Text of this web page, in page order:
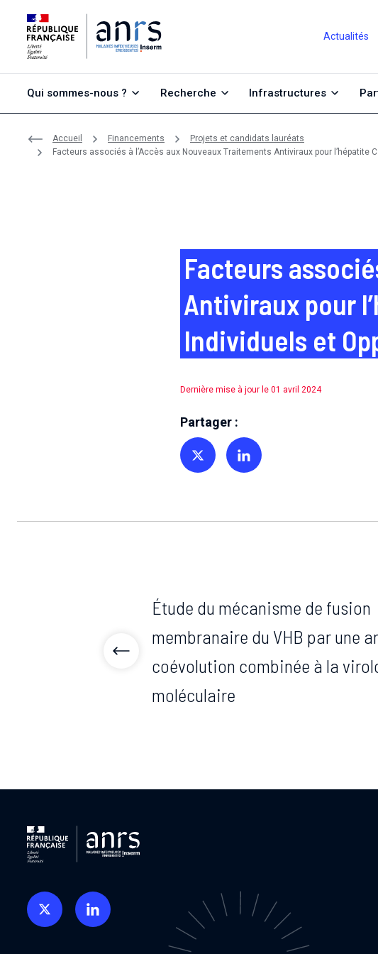
Actualités
Qui sommes-nous ? Recherche Infrastructures
Accueil Financements
Projets et candidats lauréats
Facteurs
Antiviraux pour
Individuels et
Dernière mise à jour le 01 avril 2024
Partager :
Partager sur TwitterPartager sur Linkedin
Étude du mécanisme de fusion
membranaire du VHB par une
coévolution combinée à la
moléculaire